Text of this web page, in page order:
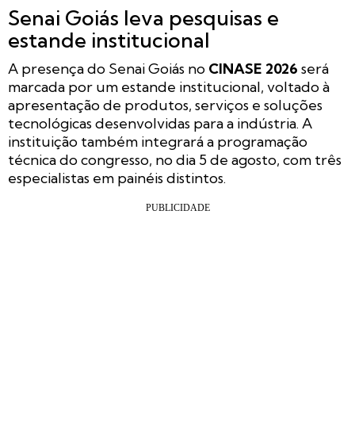
Senai Goiás leva pesquisas e
estande institucional
A presença do Senai Goiás no CINASE 2026 será
marcada por um estande institucional, voltado à
apresentação de produtos, serviços e soluções
tecnológicas desenvolvidas para a indústria. A
instituição também integrará a programação
técnica do congresso, no dia 5 de agosto, com três
especialistas em painéis distintos.